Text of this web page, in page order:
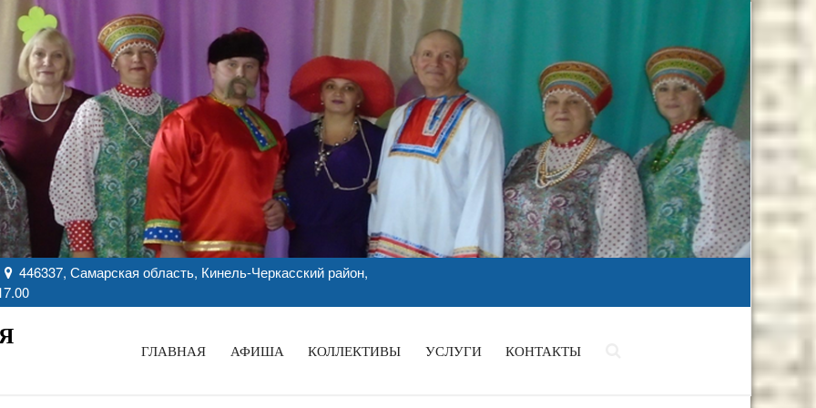
446337, Самарская область, Кинель-Черкасский район,
ГЛАВНАЯ АФИША КОЛЛЕКТИВЫ УСЛУГИ КОНТАКТЫ